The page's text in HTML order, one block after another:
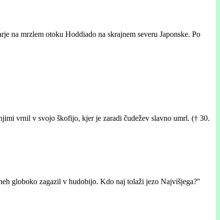
na mrzlem otoku Hoddiado na skrajnem severu Japonske. Po
vrnil v svojo škofijo, kjer je zaradi čudežev slavno umrl. († 30.
globoko zagazil v hudobijo. Kdo naj tolaži jezo Najvišjega?"